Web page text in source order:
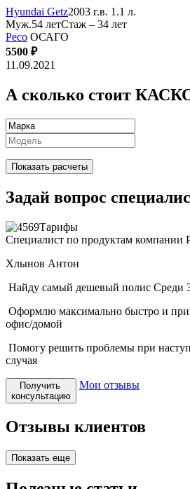
Hyundai Getz2003 г.в. 1.1 л.
Муж.54 летСтаж – 34 лет
Ресо ОСАГО
5500 ₽
11.09.2021
А сколько стоит
Показать расчеты
Задай вопрос
Специалист по продуктам компании
Хлынов Антон
Найду самый дешевый полис Среди
Оформлю максимально быстро и
офис/домой
Помогу решить проблемы при
случая
Получить
консультацию
Мои отзывы
Отзывы клиентов
Показать еще